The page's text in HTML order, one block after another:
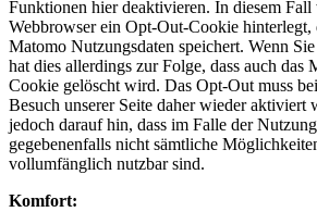
Funktionen hier deaktivieren. In diesem
Webbrowser ein Opt-Out-Cookie hinterlegt,
Matomo Nutzungsdaten speichert. Wenn
hat dies allerdings zur Folge, dass auch das
Cookie gelöscht wird. Das Opt-Out muss
Besuch unserer Seite daher wieder aktiviert
jedoch darauf hin, dass im Falle der
gegebenenfalls nicht sämtliche
vollumfänglich nutzbar sind.
Komfort: